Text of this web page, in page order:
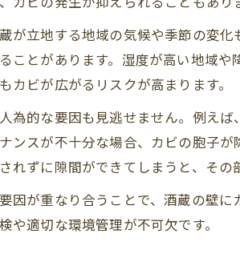
が立地する地域の気候や季節の変
ことがあります。湿度が高い地域
カビが広がるリスクが高まります。
為的な要因も見逃せません。例え
ンスが不十分な場合、カビの胞子
れずに隙間ができてしまうと、その
因が重なり合うことで、酒蔵の壁
や適切な環境管理が不可欠です。